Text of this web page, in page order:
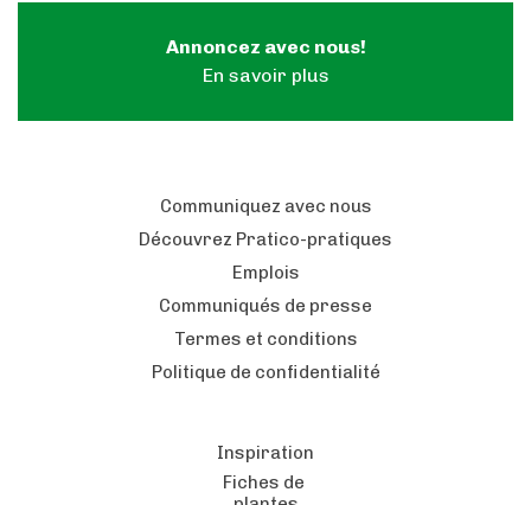
Annoncez avec nous!
En savoir plus
Communiquez avec nous
Découvrez Pratico-pratiques
Emplois
Communiqués de presse
Termes et conditions
Politique de confidentialité
Inspiration
Fiches de